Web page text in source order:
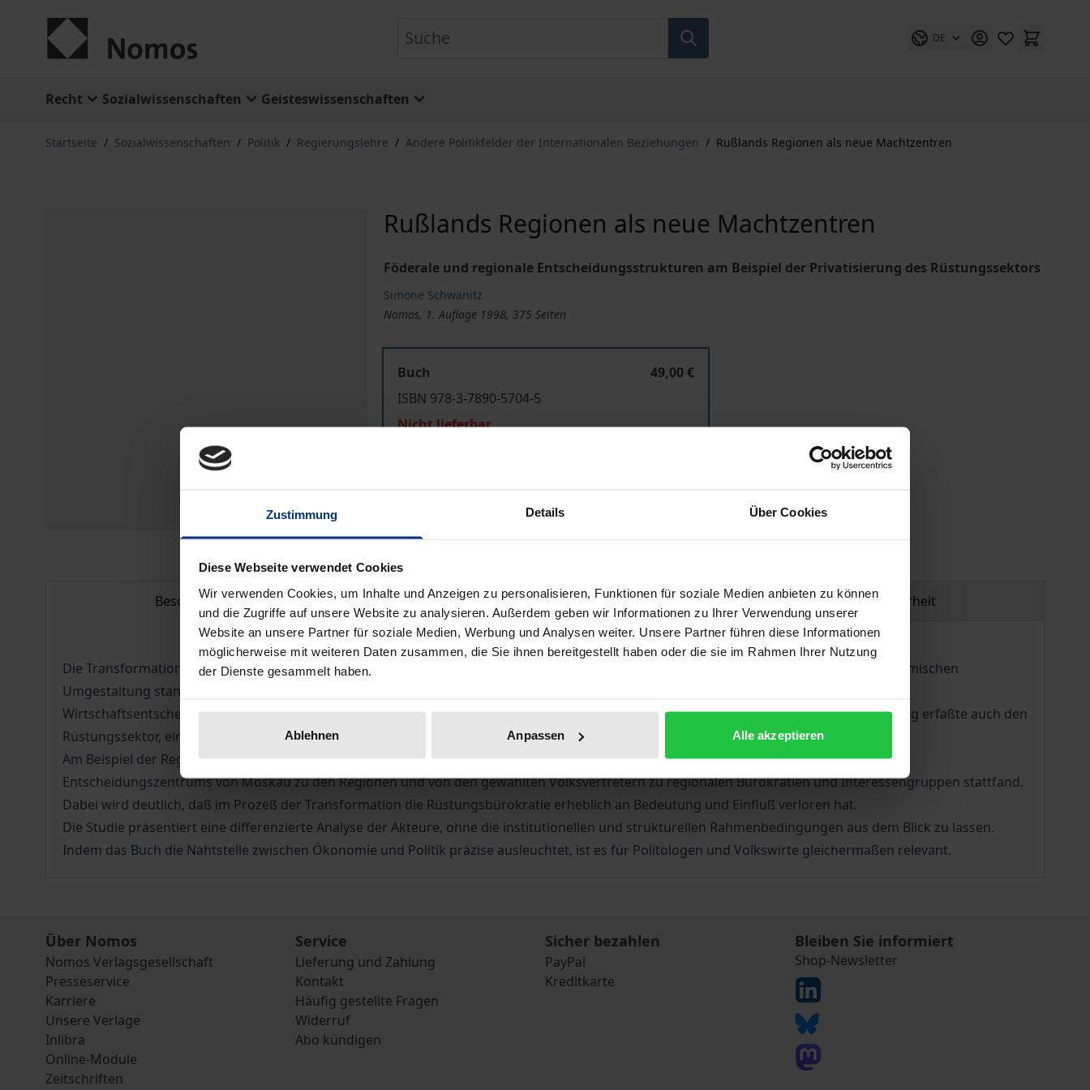
Zustimmung Details Über Cookies
Diese Webseite verwendet Cookies
Wir verwenden Cookies, um Inhalte und Anzeigen zu personalisieren, Funktionen für soziale Medien anbieten zu können
und die Zugriffe auf unsere Website zu analysieren. Außerdem geben wir Informationen zu Ihrer Verwendung unserer
Website an unsere Partner für soziale Medien, Werbung und Analysen weiter. Unsere Partner führen diese Informationen
möglicherweise mit weiteren Daten zusammen, die Sie ihnen bereitgestellt haben oder die sie im Rahmen Ihrer Nutzung
der Dienste gesammelt haben.
Ablehnen Anpassen Alle akzeptieren
DE
Recht Sozialwissenschaften Geisteswissenschaften
Startseite / Sozialwissenschaften / Politik / Regierungslehre / Andere Politikfelder der Internationalen Beziehungen / Rußlands Regionen als neue Machtzentren
Rußlands Regionen als neue Machtzentren
Föderale und regionale Entscheidungsstrukturen am Beispiel der Privatisierung des Rüstungssektors
Simone Schwanitz
Nomos, 1. Auflage 1998, 375 Seiten
Buch
49,00 €
ISBN 978-3-7890-5704-5
Nicht lieferbar
Hinweise zu Versandkosten
Beschreibung Bibliografische Angaben Produktsicherheit
Die Transformation hat in Rußland zu einer Neuverteilung der Macht zwischen Zentrum und Regionen geführt. Im Mittelpunkt der ökonomischen
Umgestaltung stand die Privatisierung, mit der zwei Ziele verfolgt wurden – einerseits Entpolitisierung und Dezentralisierung von
Wirtschaftsentscheidungen, andererseits die Übergabe der Produktionsanlagen an verantwortliche Wirtschaftssubjekte. Die Privatisierung erfaßte auch den
Rüstungssektor, einstmals Stolz der sowjetischen Wirtschaft und eine der mächtigsten Bürokratien.
Am Beispiel der Regionen St. Petersburg und Sverdlovsk wird hier für den Rüstungssektor nachgewiesen, daß eine Verschiebung des
Entscheidungszentrums von Moskau zu den Regionen und von den gewählten Volksvertretern zu regionalen Bürokratien und Interessengruppen stattfand.
Dabei wird deutlich, daß im Prozeß der Transformation die Rüstungsbürokratie erheblich an Bedeutung und Einfluß verloren hat.
Die Studie präsentiert eine differenzierte Analyse der Akteure, ohne die institutionellen und strukturellen Rahmenbedingungen aus dem Blick zu lassen.
Indem das Buch die Nahtstelle zwischen Ökonomie und Politik präzise ausleuchtet, ist es für Politologen und Volkswirte gleichermaßen relevant.
Über Nomos
Nomos Verlagsgesellschaft
Presseservice
Karriere
Unsere Verlage
Inlibra
Online-Module
Zeitschriften
Service
Lieferung und Zahlung
Kontakt
Häufig gestellte Fragen
Widerruf
Abo kündigen
Sicher bezahlen
PayPal
Kreditkarte
Bleiben Sie informiert
Shop-Newsletter